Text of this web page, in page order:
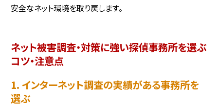
安全なネット環境を取り戻します。
ネット被害調査・対策に強い探偵事務所を選ぶ
コツ・注意点
1. インターネット調査の実績がある事務所を
選ぶ